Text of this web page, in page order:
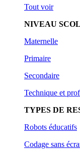
Tout voir
NIVEAU
Maternelle
Primaire
Secondaire
Technique et
TYPES DE
Robots éducatifs
Codage sans